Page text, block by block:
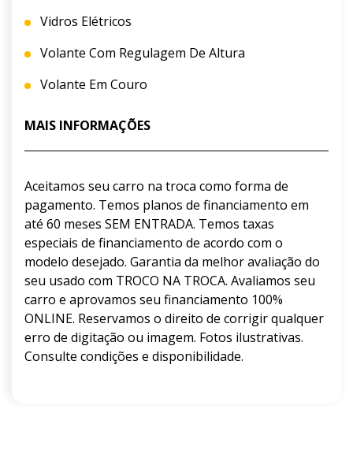
Vidros Elétricos
Volante Com Regulagem De Altura
Volante Em Couro
MAIS INFORMAÇÕES
Aceitamos seu carro na troca como forma de
pagamento. Temos planos de financiamento em
até 60 meses SEM ENTRADA. Temos taxas
especiais de financiamento de acordo com o
modelo desejado. Garantia da melhor avaliação do
seu usado com TROCO NA TROCA. Avaliamos seu
carro e aprovamos seu financiamento 100%
ONLINE. Reservamos o direito de corrigir qualquer
erro de digitação ou imagem. Fotos ilustrativas.
Consulte condições e disponibilidade.